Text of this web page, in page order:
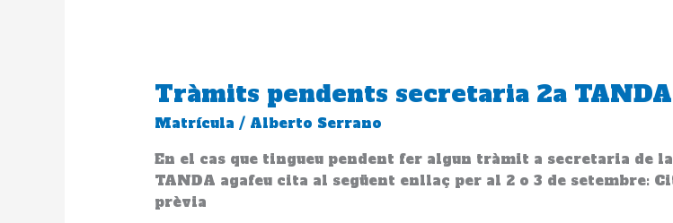
Tràmits pendents secretaria 2a TANDA
Matrícula / Alberto Serrano
En el cas que tingueu pendent fer algun tràmit a secretaria de la
TANDA agafeu cita al següent enllaç per al 2 o 3 de setembre:
prèvia
Tràmits
secretaria
2a
TANDA